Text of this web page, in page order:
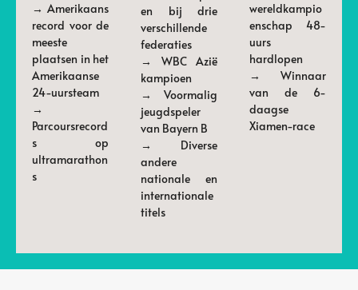
→ Amerikaans
record voor de
meeste
plaatsen in het
Amerikaanse
24-uursteam
→
Parcoursrecord
s op
ultramarathon
s
en bij drie
verschillende
federaties
→ WBC Azië
kampioen
→ Voormalig
jeugdspeler
van Bayern B
→ Diverse
andere
nationale en
internationale
titels
wereldkampio
enschap 48-
uurs
hardlopen
→ Winnaar
van de 6-
daagse
Xiamen-race